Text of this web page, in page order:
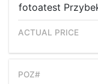
fotoatest